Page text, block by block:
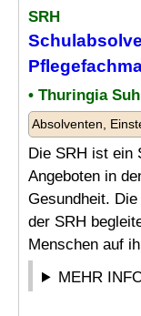
SRH
• Thuringia
Absolventen,
Die SRH ist ein
Angeboten in
Gesundheit.
der SRH
Menschen auf
MEHR